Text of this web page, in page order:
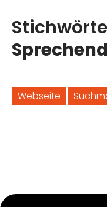
Webseite